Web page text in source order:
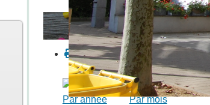
Par année Par mois